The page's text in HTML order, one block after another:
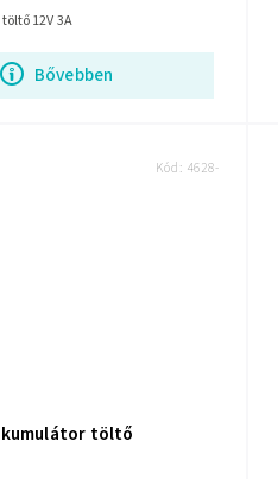
Bővebben
12V 3A
töltő
Kód: 4628-